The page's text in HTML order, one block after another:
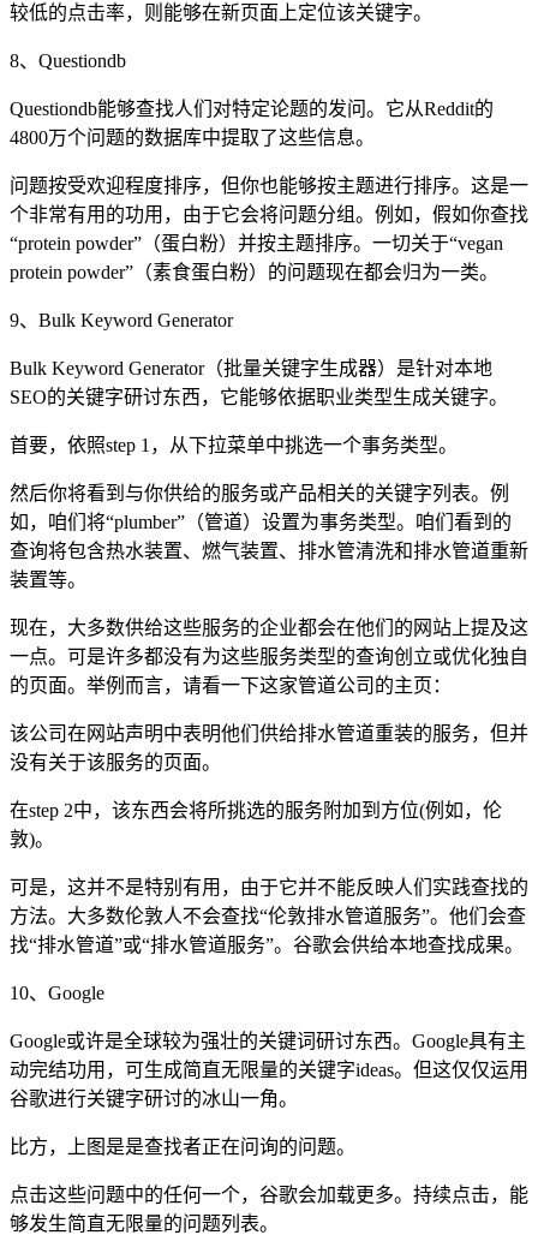
较低的点击率，则能够在新页面上定位该关键字。
8、Questiondb
Questiondb能够查找人们对特定论题的发问。它从Reddit的
4800万个问题的数据库中提取了这些信息。
问题按受欢迎程度排序，但你也能够按主题进行排序。这是一
个非常有用的功用，由于它会将问题分组。例如，假如你查找
“protein powder”（蛋白粉）并按主题排序。一切关于“vegan
protein powder”（素食蛋白粉）的问题现在都会归为一类。
9、Bulk Keyword Generator
Bulk Keyword Generator（批量关键字生成器）是针对本地
SEO的关键字研讨东西，它能够依据职业类型生成关键字。
首要，依照step 1，从下拉菜单中挑选一个事务类型。
然后你将看到与你供给的服务或产品相关的关键字列表。例
如，咱们将“plumber”（管道）设置为事务类型。咱们看到的
查询将包含热水装置、燃气装置、排水管清洗和排水管道重新
装置等。
现在，大多数供给这些服务的企业都会在他们的网站上提及这
一点。可是许多都没有为这些服务类型的查询创立或优化独自
的页面。举例而言，请看一下这家管道公司的主页：
该公司在网站声明中表明他们供给排水管道重装的服务，但并
没有关于该服务的页面。
在step 2中，该东西会将所挑选的服务附加到方位(例如，伦
敦)。
可是，这并不是特别有用，由于它并不能反映人们实践查找的
方法。大多数伦敦人不会查找“伦敦排水管道服务”。他们会查
找“排水管道”或“排水管道服务”。谷歌会供给本地查找成果。
10、Google
Google或许是全球较为强壮的关键词研讨东西。Google具有主
动完结功用，可生成简直无限量的关键字ideas。但这仅仅运用
谷歌进行关键字研讨的冰山一角。
比方，上图是是查找者正在问询的问题。
点击这些问题中的任何一个，谷歌会加载更多。持续点击，能
够发生简直无限量的问题列表。